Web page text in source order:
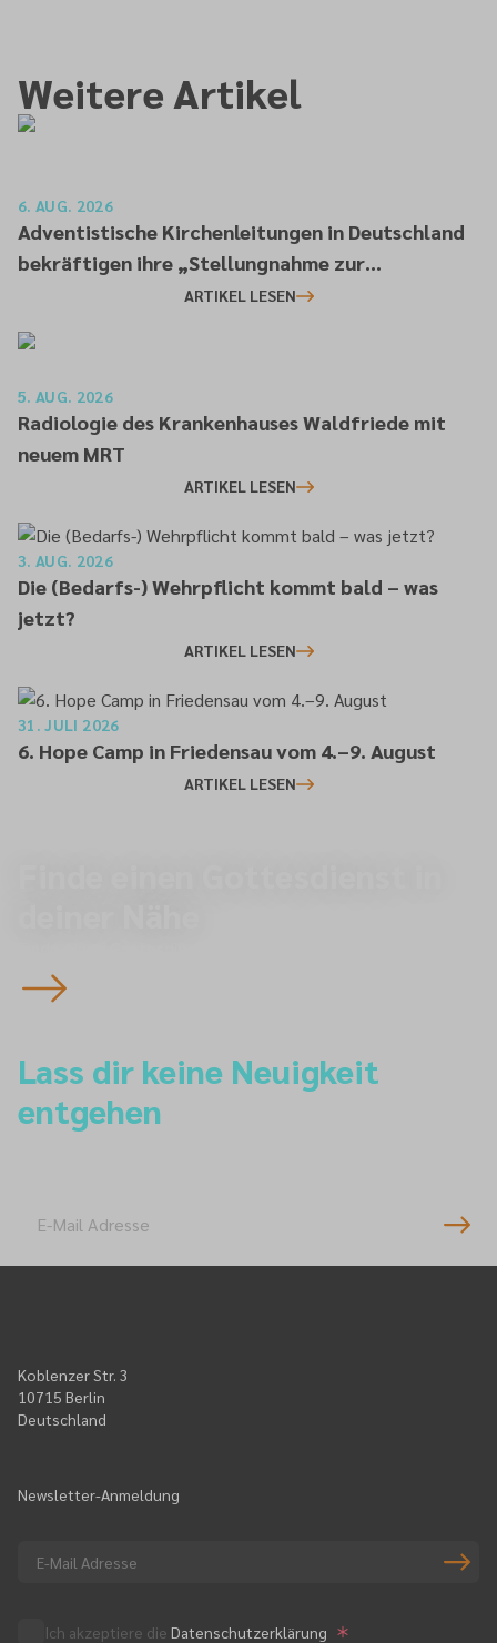
Weitere Artikel
6. AUG. 2026
Adventistische Kirchenleitungen in Deutschland
bekräftigen ihre „Stellungnahme zur
gesellschaftlichen Situation“
ARTIKEL LESEN
5. AUG. 2026
Radiologie des Krankenhauses Waldfriede mit
neuem MRT
ARTIKEL LESEN
3. AUG. 2026
Die (Bedarfs-) Wehrpflicht kommt bald – was
jetzt?
ARTIKEL LESEN
31. JULI 2026
6. Hope Camp in Friedensau vom 4.–9. August
ARTIKEL LESEN
Lass dir keine Neuigkeit
entgehen
Koblenzer Str. 3
10715 Berlin
Deutschland
Newsletter-Anmeldung
Ich akzeptiere die Datenschutzerklärung